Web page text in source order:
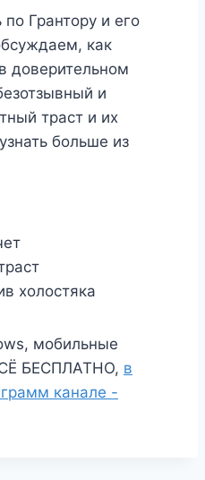
Грантору и его
как
доверительном
и
траст и их
больше из
холостяка
мобильные
БЕСПЛАТНО, в
канале -